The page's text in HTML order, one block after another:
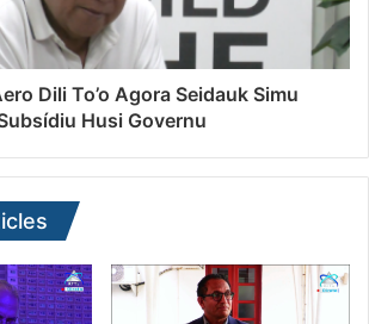
Dili To’o Agora Seidauk Simu
Husi Governu